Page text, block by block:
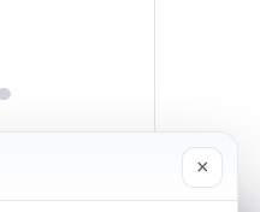
×